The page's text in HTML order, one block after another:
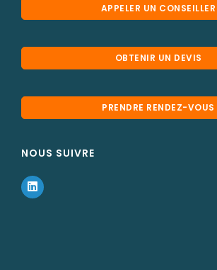
APPELER UN CONSEILLER
OBTENIR UN DEVIS
PRENDRE RENDEZ-VOUS
NOUS SUIVRE